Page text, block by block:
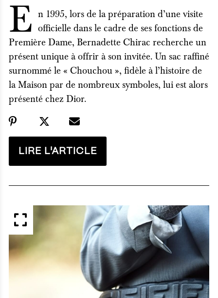
E n 1995, lors de la préparation d’une visite
officielle dans le cadre de ses fonctions de
Première Dame, Bernadette Chirac recherche un
présent unique à offrir à son invitée. Un sac raffiné
surnommé le « Chouchou », fidèle à l’histoire de
la Maison par de nombreux symboles, lui est alors
présenté chez Dior.
LIRE L'ARTICLE
APERÇU